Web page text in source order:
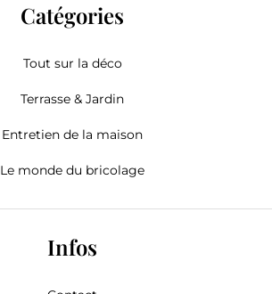
Catégories
Tout sur la déco
Terrasse & Jardin
Entretien de la maison
Le monde du bricolage
Infos